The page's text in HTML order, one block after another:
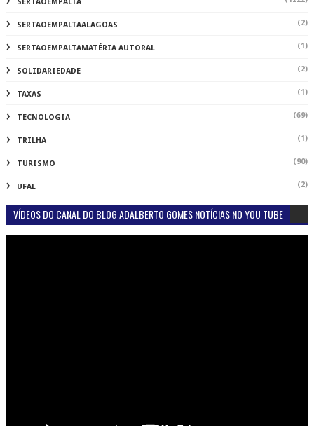
SERTAOEMPALTA
SERTAOEMPALTAALAGOAS (2)
SERTAOEMPALTAMATÉRIA AUTORAL (1)
SOLIDARIEDADE (2)
TAXAS (1)
TECNOLOGIA (69)
TRILHA (1)
TURISMO (90)
UFAL (2)
VÍDEOS DO CANAL DO BLOG ADALBERTO GOMES NOTÍCIAS NO YOU TUBE